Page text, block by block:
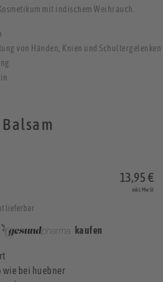
mit indischem Weihrauch.
von Händen, Knien und Schultergelenken
13,95 €
inkl. MwSt
lieferbar
kaufen
wie bei huebner